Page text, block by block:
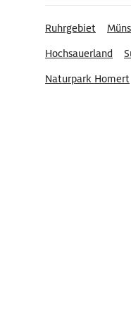
Ruhrgebiet
Hochsauerland
Naturpark Homert